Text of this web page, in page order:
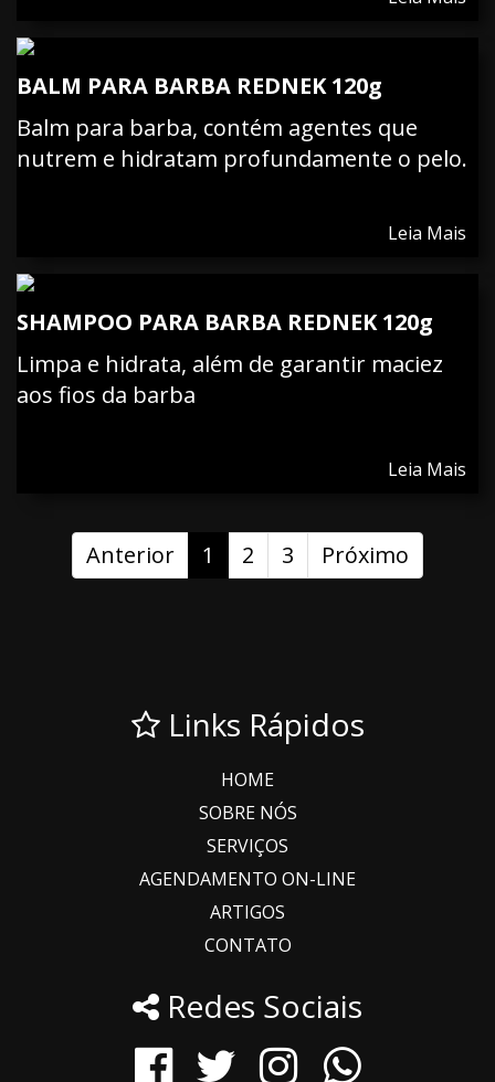
BALM PARA BARBA REDNEK 120g
Balm para barba, contém agentes que
nutrem e hidratam profundamente o pelo.
Leia Mais
SHAMPOO PARA BARBA REDNEK 120g
Limpa e hidrata, além de garantir maciez
aos fios da barba
Leia Mais
Anterior 1 2 3 Próximo
Links Rápidos
HOME
SOBRE NÓS
SERVIÇOS
AGENDAMENTO ON-LINE
ARTIGOS
CONTATO
Redes Sociais